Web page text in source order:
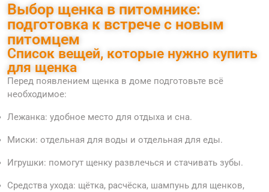
Выбор щенка в питомнике:
подготовка к встрече с новым
питомцем
Список вещей, которые нужно купить
для щенка
Перед появлением щенка в доме подготовьте всё
необходимое:
Лежанка: удобное место для отдыха и сна.
Миски: отдельная для воды и отдельная для еды.
Игрушки: помогут щенку развлечься и стачивать зубы.
Средства ухода: щётка, расчёска, шампунь для щенков,